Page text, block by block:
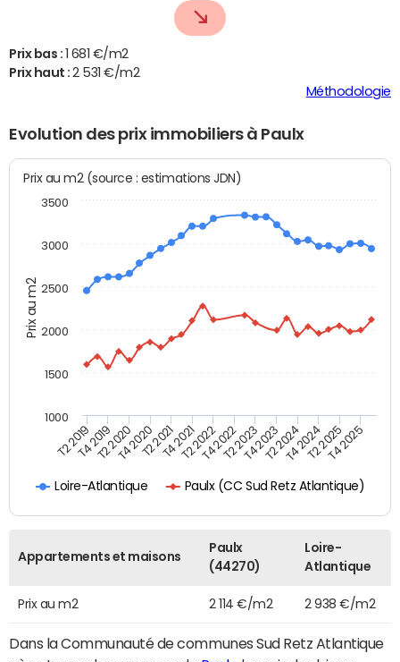
Prix bas :
1 681 €/m2
Prix haut :2 531 €/m2
Méthodologie
Evolution des prix immobiliers à Paulx
Prix au m2
Prix au m2 (source : estimations JDN)
Loire-Atlantique Paulx (CC Sud Retz Atlantique)
T2 2019T4 2019T2 2020T4 2020T2 2021T4 2021T2 2022T4 2022T2 2023T4 2023T2 2024T4 2024T2 2025T4 2025
1000
1500
2000
2500
3000
3500
Appartements et maisons
Paulx
(44270)
Loire-
Atlantique
Prix au m2 2 114 €/m2 2 938 €/m2
Dans la Communauté de communes Sud Retz Atlantique